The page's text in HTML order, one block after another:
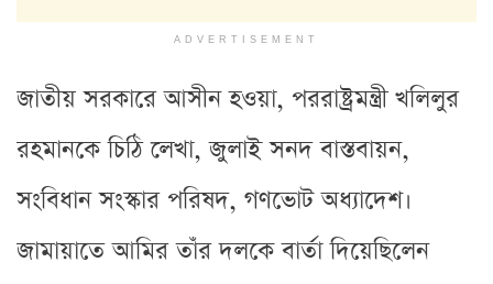
ADVERTISEMENT
জাতীয় সরকারে আসীন হওয়া, পররাষ্ট্রমন্ত্রী খলিলুর
রহমানকে চিঠি লেখা, জুলাই সনদ বাস্তবায়ন,
সংবিধান সংস্কার পরিষদ, গণভোট অধ্যাদেশ।
জামায়াতে আমির তাঁর দলকে বার্তা দিয়েছিলেন